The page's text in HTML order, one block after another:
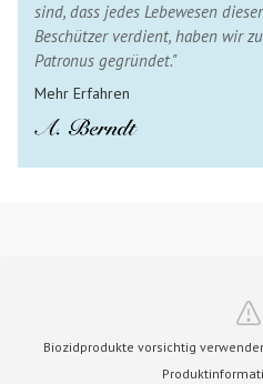
sind, dass jedes Lebewesen
Beschützer verdient, haben wir
Patronus gegründet."
Mehr Erfahren
Biozidprodukte vorsichtig